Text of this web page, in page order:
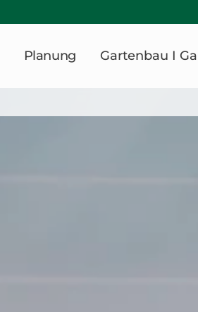
Planung Gartenbau I